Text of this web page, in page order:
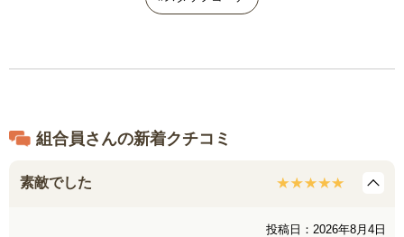
組合員さんの新着クチコミ
素敵でした
投稿日：2026年8月4日